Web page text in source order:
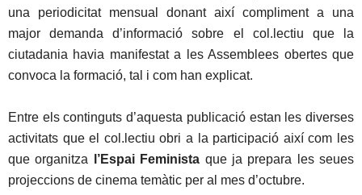
una periodicitat mensual donant així compliment a una
major demanda d’informació sobre el col.lectiu que la
ciutadania havia manifestat a les Assemblees obertes que
convoca la formació, tal i com han explicat.
Entre els continguts d’aquesta publicació estan les diverses
activitats que el col.lectiu obri a la participació així com les
que organitza l’Espai Feminista que ja prepara les seues
projeccions de cinema temàtic per al mes d’octubre.